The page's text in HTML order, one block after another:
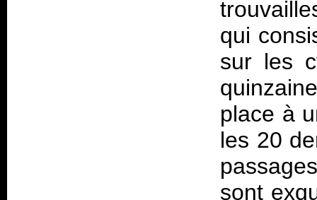
qui
sur les
place à
les 20
sont